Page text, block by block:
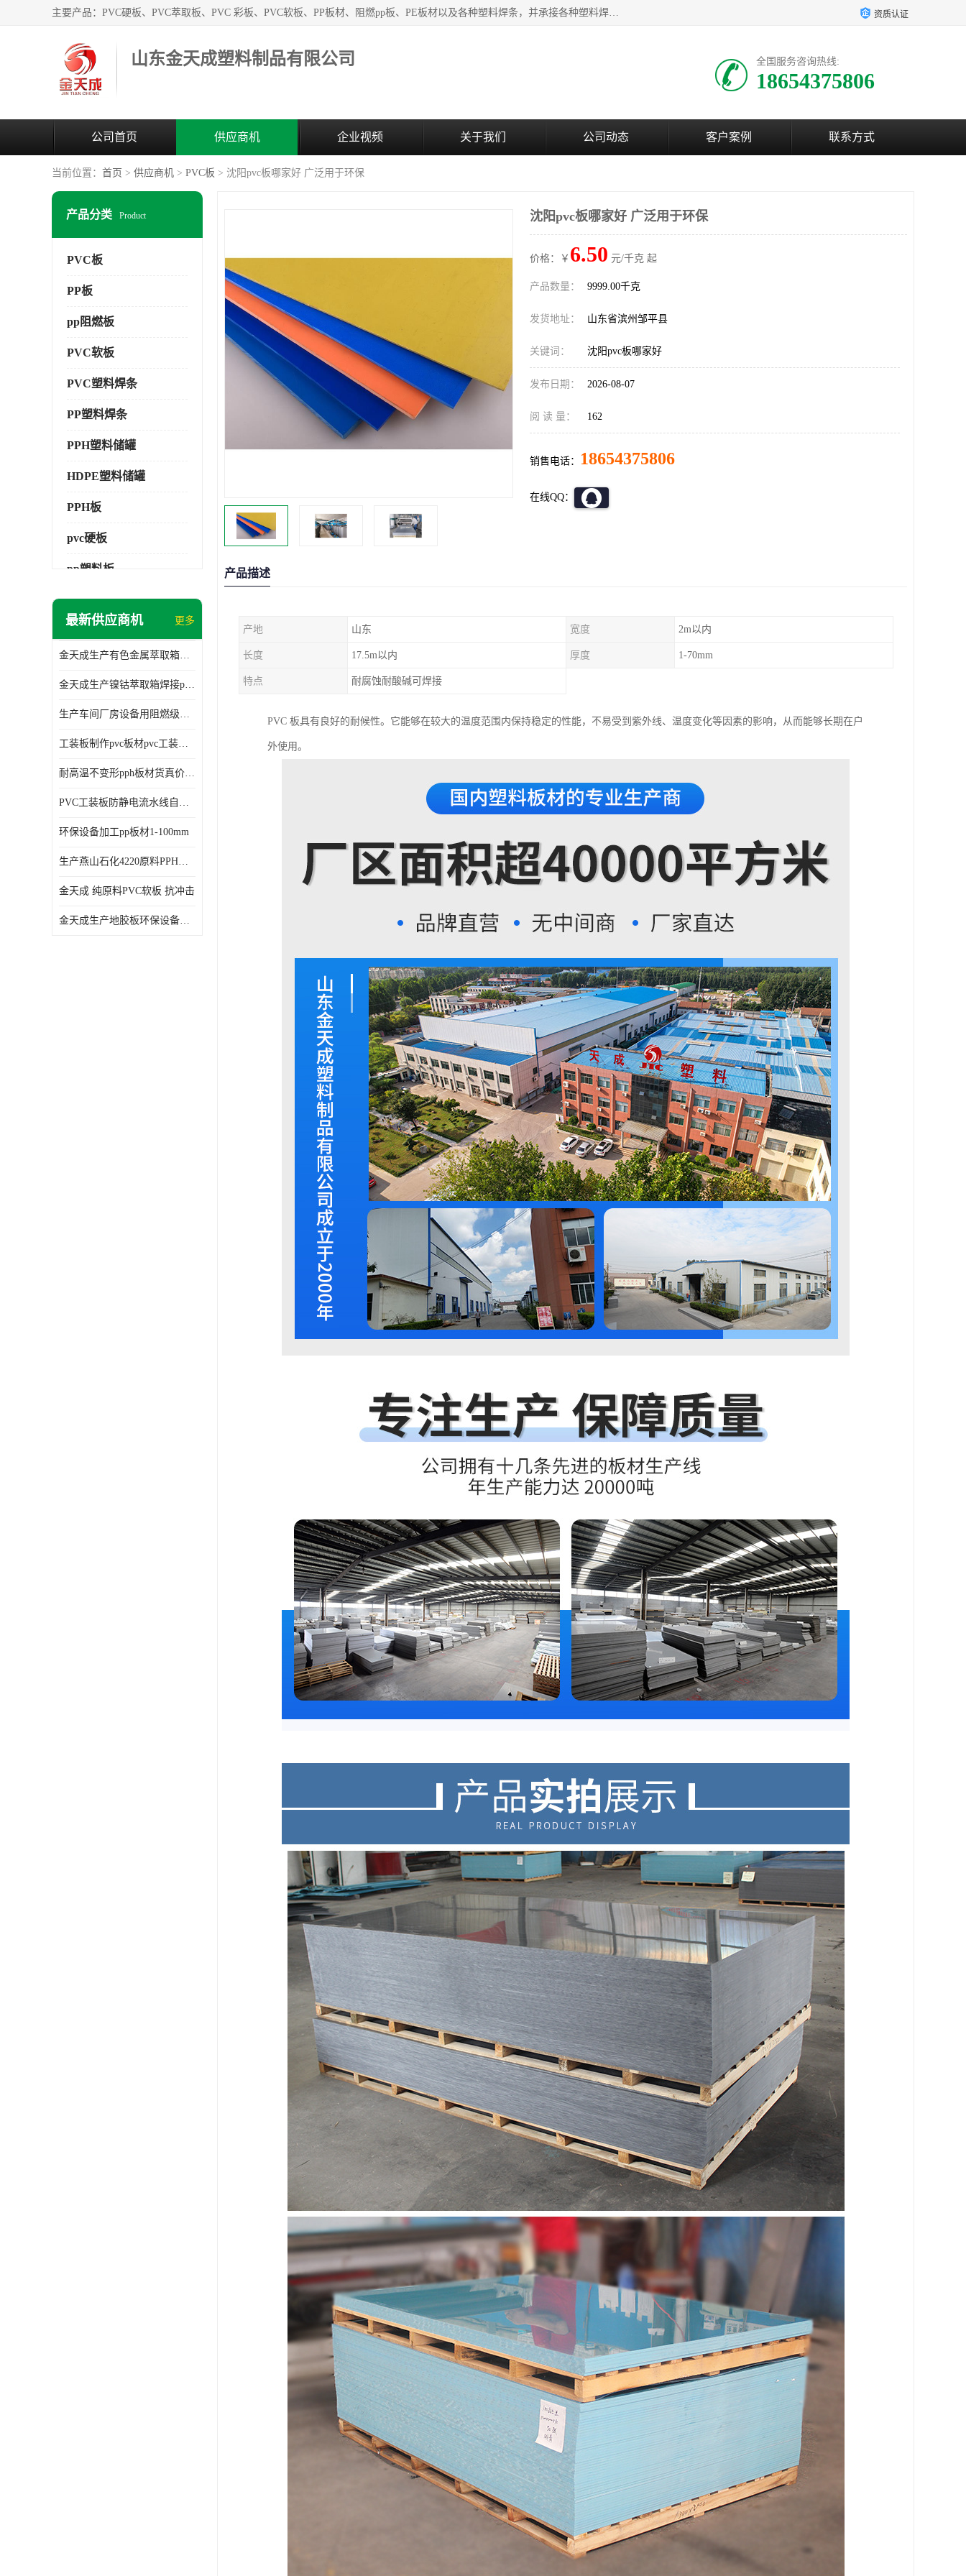
主要产品：PVC硬板、PVC萃取板、PVC 彩板、PVC软板、PP板材、阻燃pp板、PE板材以及各种塑料焊条，并承接各种塑料焊接工程，其产品广泛应用于环保设备、化工、石油、电镀、电子、建筑、食品、医药等多种行业，产品销售己覆盖全国多个省、市(直辖市)及自治区，并己经远销国外。 资质认证
山东金天成塑料制品有限公司 全国服务咨询热线:
18654375806
公司首页 供应商机 企业视频 关于我们 公司动态 客户案例 联系方式
当前位置： 首页 > 供应商机 > PVC板 > 沈阳pvc板哪家好 广泛用于环保
产品分类 Product
PVC板
PP板
pp阻燃板
PVC软板
PVC塑料焊条
PP塑料焊条
PPH塑料储罐
HDPE塑料储罐
PPH板
pvc硬板
pp塑料板
pvc萃取板
最新供应商机 更多
金天成生产有色金属萃取箱焊接pvc板
金天成生产镍钴萃取箱焊接pvc萃取板
生产车间厂房设备用阻燃级别pp硬板
工装板制作pvc板材pvc工装板材可折弯
耐高温不变形pph板材货真价值pph板材
PVC工装板防静电流水线自动化倍速线工装板
环保设备加工pp板材1-100mm
生产燕山石化4220原料PPH板材
金天成 纯原料PVC软板 抗冲击
金天成生产地胶板环保设备内衬焊接用半圆pvc软焊条
沈阳pvc板哪家好 广泛用于环保
价格：￥ 6.50 元/千克 起
产品数量： 9999.00千克
发货地址： 山东省滨州邹平县
关键词： 沈阳pvc板哪家好
发布日期： 2026-08-07
阅 读 量： 162
销售电话： 18654375806
在线QQ：
产品描述
产地 山东 宽度 2m以内
长度 17.5m以内 厚度 1-70mm
特点 耐腐蚀耐酸碱可焊接
PVC 板具有良好的耐候性。它能够在较大的温度范围内保持稳定的性能，不易受到紫外线、温度变化等因素的影响，从而能够长期在户
外使用。